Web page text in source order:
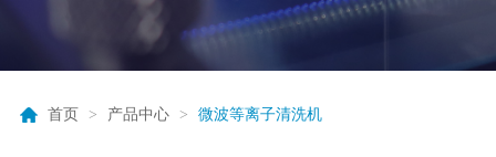
首页 > 产品中心 > 微波等离子清洗机